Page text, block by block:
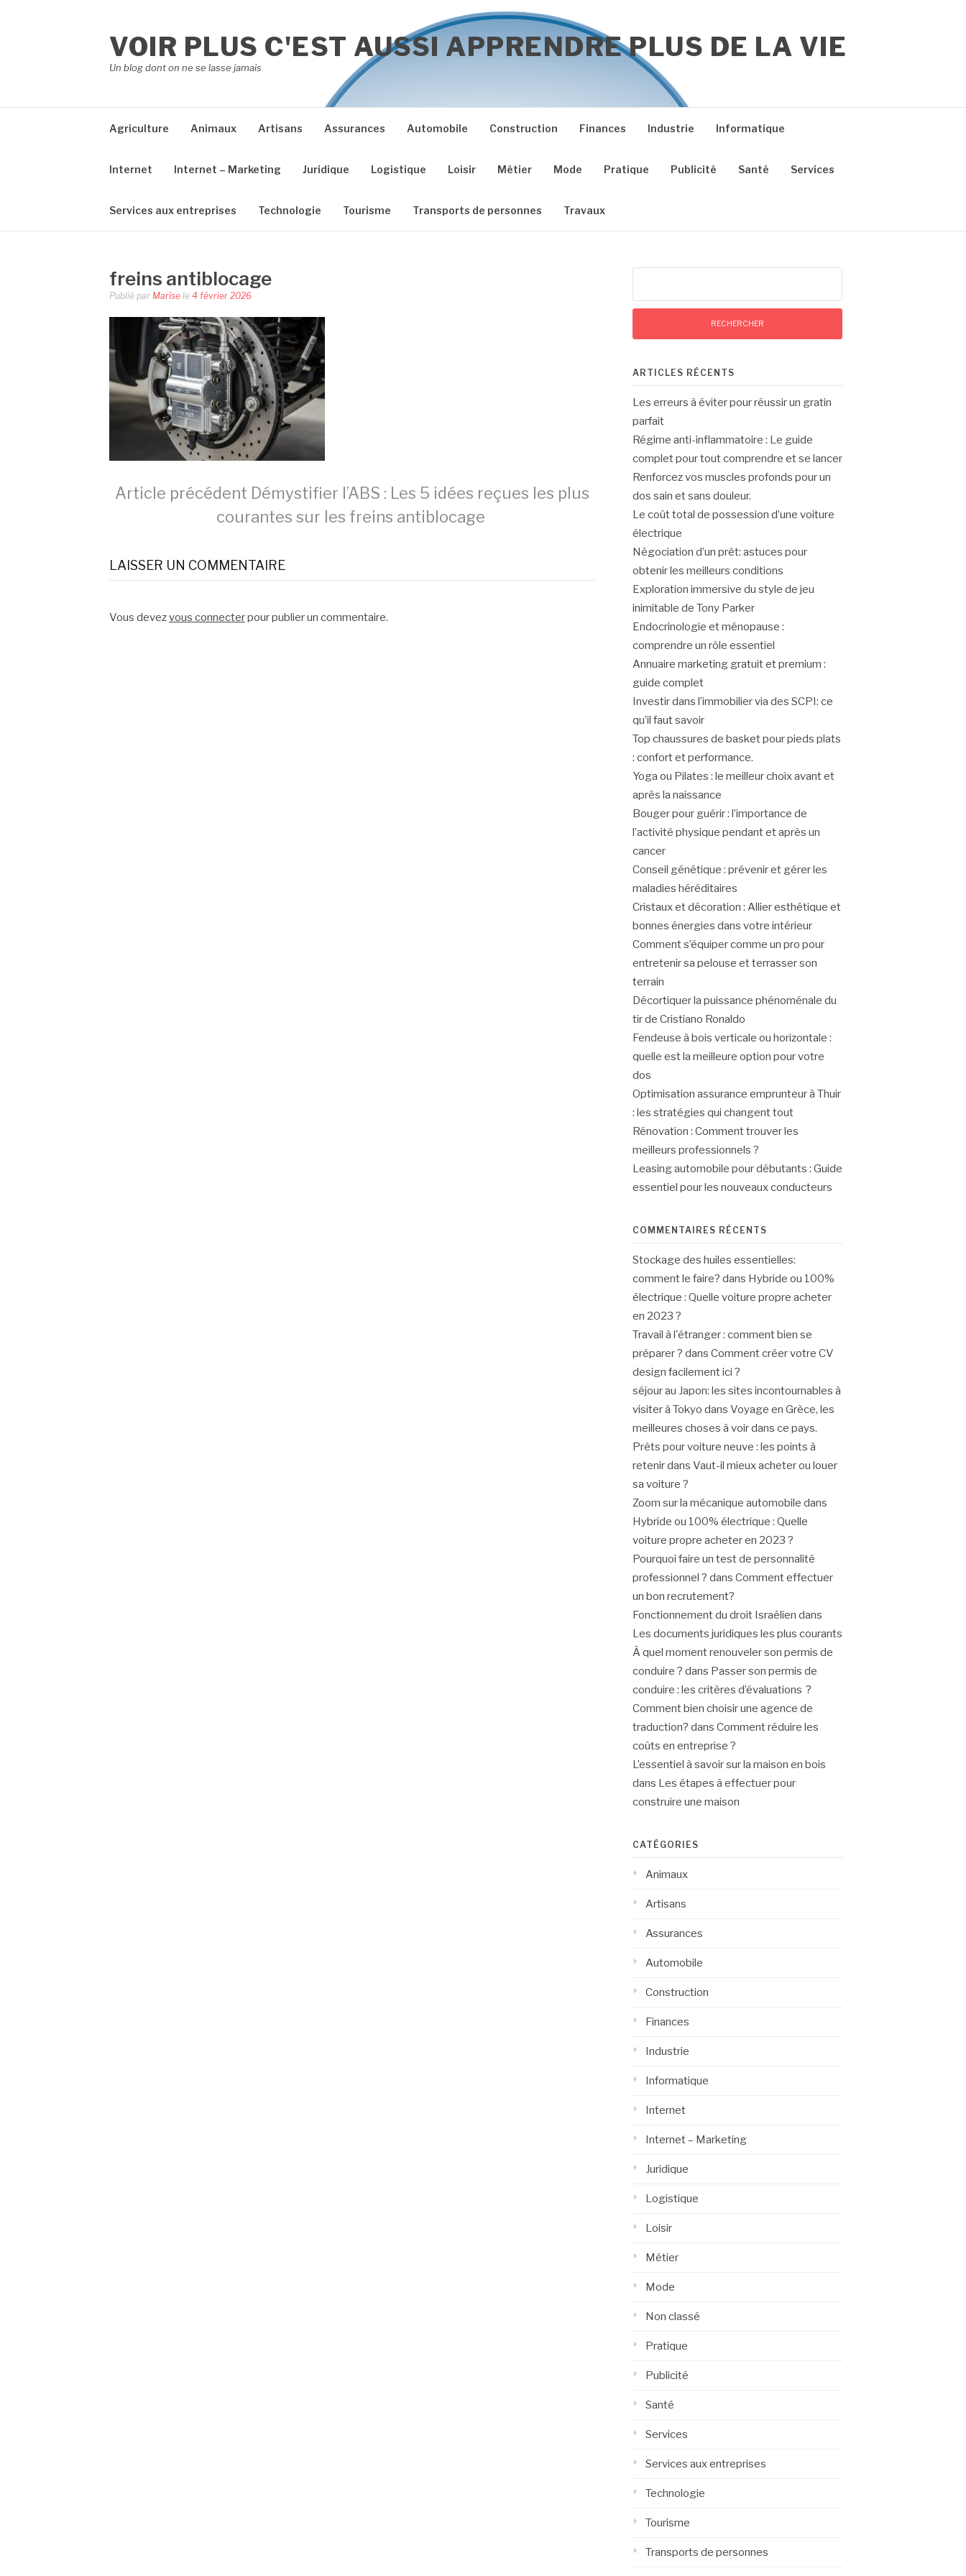
VOIR PLUS C'EST AUSSI APPRENDRE PLUS DE LA VIE
Un blog dont on ne se lasse jamais
Agriculture Animaux Artisans Assurances Automobile Construction Finances Industrie Informatique
Internet Internet – Marketing Juridique Logistique Loisir Métier Mode Pratique Publicité Santé Services
Services aux entreprises Technologie Tourisme Transports de personnes Travaux
freins antiblocage
Publié par Marise le 4 février 2026
Lire
la
suite
Article précédent Démystifier l’ABS : Les 5 idées reçues les plus
courantes sur les freins antiblocage
LAISSER UN COMMENTAIRE
Vous devezvous connecterpour publier un commentaire.
ARTICLES RÉCENTS
Les erreurs à éviter pour réussir un gratin
parfait
Régime anti-inflammatoire : Le guide
complet pour tout comprendre et se lancer
Renforcez vos muscles profonds pour un
dos sain et sans douleur.
Le coût total de possession d’une voiture
électrique
Négociation d’un prêt: astuces pour
obtenir les meilleurs conditions
Exploration immersive du style de jeu
inimitable de Tony Parker
Endocrinologie et ménopause :
comprendre un rôle essentiel
Annuaire marketing gratuit et premium :
guide complet
Investir dans l’immobilier via des SCPI: ce
qu’il faut savoir
Top chaussures de basket pour pieds plats
: confort et performance.
Yoga ou Pilates : le meilleur choix avant et
après la naissance
Bouger pour guérir : l’importance de
l’activité physique pendant et après un
cancer
Conseil génétique : prévenir et gérer les
maladies héréditaires
Cristaux et décoration : Allier esthétique et
bonnes énergies dans votre intérieur
Comment s’équiper comme un pro pour
entretenir sa pelouse et terrasser son
terrain
Décortiquer la puissance phénoménale du
tir de Cristiano Ronaldo
Fendeuse à bois verticale ou horizontale :
quelle est la meilleure option pour votre
dos
Optimisation assurance emprunteur à Thuir
: les stratégies qui changent tout
Rénovation : Comment trouver les
meilleurs professionnels ?
Leasing automobile pour débutants : Guide
essentiel pour les nouveaux conducteurs
COMMENTAIRES RÉCENTS
Stockage des huiles essentielles:
comment le faire? dans Hybride ou 100%
électrique : Quelle voiture propre acheter
en 2023 ?
Travail à l'étranger : comment bien se
préparer ? dans Comment créer votre CV
design facilement ici ?
séjour au Japon: les sites incontournables à
visiter à Tokyo dans Voyage en Grèce, les
meilleures choses à voir dans ce pays.
Prêts pour voiture neuve : les points à
retenirdans Vaut-il mieux acheter ou louer
sa voiture ?
Zoom sur la mécanique automobile dans
Hybride ou 100% électrique : Quelle
voiture propre acheter en 2023 ?
Pourquoi faire un test de personnalité
professionnel ? dans Comment effectuer
un bon recrutement?
Fonctionnement du droit Israélien dans
Les documents juridiques les plus courants
À quel moment renouveler son permis de
conduire ? dans Passer son permis de
conduire : les critères d’évaluations ?
Comment bien choisir une agence de
traduction? dans Comment réduire les
coûts en entreprise ?
L’essentiel à savoir sur la maison en bois
dans Les étapes à effectuer pour
construire une maison
CATÉGORIES
Animaux
Artisans
Assurances
Automobile
Construction
Finances
Industrie
Informatique
Internet
Internet – Marketing
Juridique
Logistique
Loisir
Métier
Mode
Non classé
Pratique
Publicité
Santé
Services
Services aux entreprises
Technologie
Tourisme
Transports de personnes